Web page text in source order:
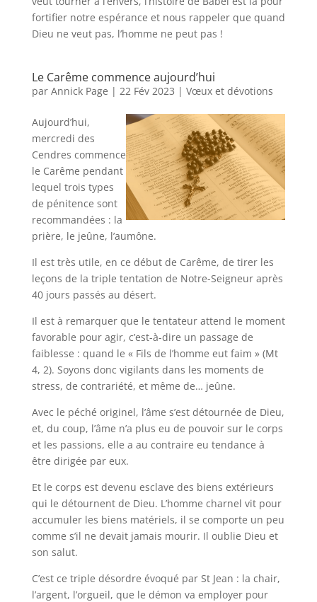
fortifier notre espérance et nous rappeler que quand
Dieu ne veut pas, l’homme ne peut pas !
Le Carême commence aujourd’hui
par Annick Page | 22 Fév 2023 | Vœux et dévotions
Aujourd’hui,
mercredi des
Cendres commence
le Carême pendant
lequel trois types
de pénitence sont
recommandées : la
prière, le jeûne, l’aumône.
Il est très utile, en ce début de Carême, de tirer les
leçons de la triple tentation de Notre-Seigneur après
40 jours passés au désert.
Il est à remarquer que le tentateur attend le moment
favorable pour agir, c’est-à-dire un passage de
faiblesse : quand le « Fils de l’homme eut faim » (Mt
4, 2). Soyons donc vigilants dans les moments de
stress, de contrariété, et même de… jeûne.
Avec le péché originel, l’âme s’est détournée de Dieu,
et, du coup, l’âme n’a plus eu de pouvoir sur le corps
et les passions, elle a au contraire eu tendance à
être dirigée par eux.
Et le corps est devenu esclave des biens extérieurs
qui le détournent de Dieu. L’homme charnel vit pour
accumuler les biens matériels, il se comporte un peu
comme s’il ne devait jamais mourir. Il oublie Dieu et
son salut.
C’est ce triple désordre évoqué par St Jean : la chair,
l’argent, l’orgueil, que le démon va employer pour